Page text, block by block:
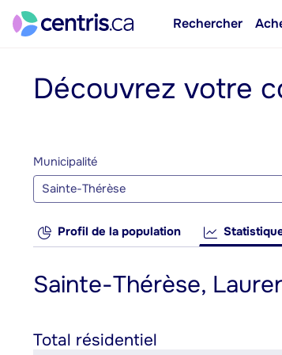
Rechercher
Découvrez votre
Municipalité
Sainte-Thérèse
Profil de la population
Sainte-Thérèse,
Total résidentiel